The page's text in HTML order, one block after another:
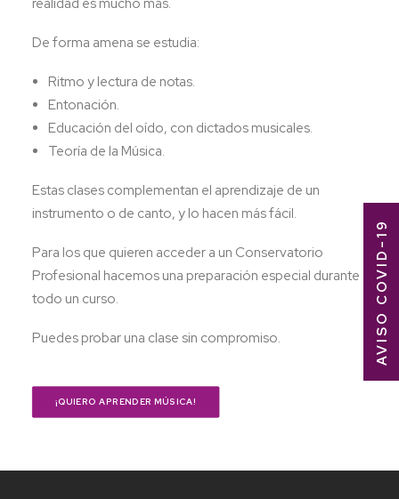
realidad es mucho más.
De forma amena se estudia:
Ritmo y lectura de notas.
Entonación.
Educación del oído, con dictados musicales.
Teoría de la Música.
Estas clases complementan el aprendizaje de un
instrumento o de canto, y lo hacen más fácil.
Para los que quieren acceder a un Conservatorio
Profesional hacemos una preparación especial durante
todo un curso.
Puedes probar una clase sin compromiso.
¡QUIERO APRENDER MÚSICA!
AVISO COVID-19